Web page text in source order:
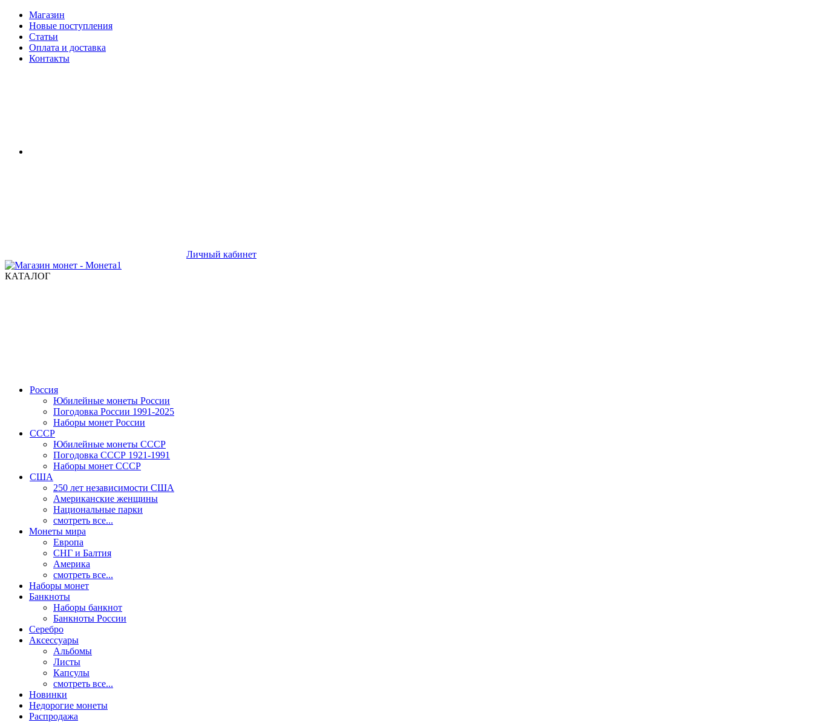
Магазин
Новые поступления
Статьи
Оплата и доставка
Контакты
Личный кабинет
КАТАЛОГ
Россия
Юбилейные монеты России
Погодовка России 1991-2025
Наборы монет России
СССР
Юбилейные монеты СССР
Погодовка СССР 1921-1991
Наборы монет СССР
США
250 лет независимости США
Американские женщины
Национальные парки
смотреть все...
Монеты мира
Европа
СНГ и Балтия
Америка
смотреть все...
Наборы монет
Банкноты
Наборы банкнот
Банкноты России
Серебро
Аксессуары
Альбомы
Листы
Капсулы
смотреть все...
Новинки
Недорогие монеты
Распродажа